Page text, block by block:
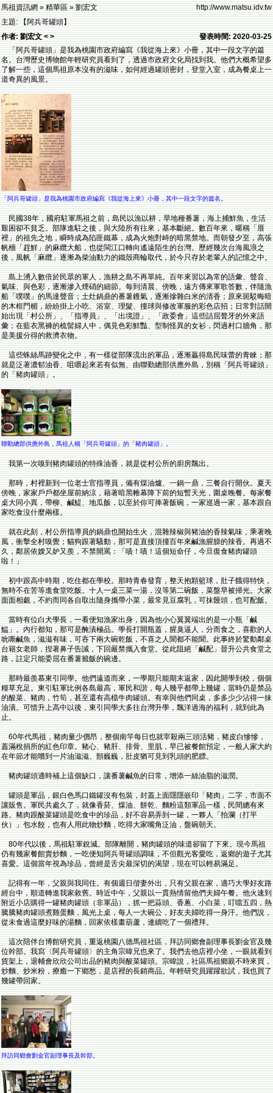
馬祖資訊網 » 精華區 » 劉宏文
http://www.matsu.idv.tw
主題: 【阿兵哥罐頭】
作者: 劉宏文 < >
發表時間: 2020-03-25
「阿兵哥罐頭」是我為桃園市政府編寫《我從海上來》小冊，其中一段文字的篇
名。台灣歷史博物館年輕研究員看到了，透過市政府文化局找到我。他們大概希望多
了解一些，這個馬祖原本沒有的滋味，如何經過罐頭密封，登堂入室，成為餐桌上一
道奇異的風景。
「阿兵哥罐頭」是我為桃園市政府編寫《我從海上來》小冊，其中一段文字的篇名。
民國38年，國府駐軍馬祖之前，島民以漁以耕，旱地種番薯，海上捕鮮魚，生活
艱困卻不貧乏。部隊進駐之後，與大陸所有往來，基本斷絕。數百年來，暱稱「厝
裡」的祖先之地，瞬時成為陷匪鐵幕，成為火炮對峙的暗黑禁地。而朝發夕至，高張
帆檣「趕鮮」的麻纜大船，也從閩江口轉向遙遠陌生的台灣。歷經幾次台海風浪之
後，風帆「麻纜」逐漸為柴油動力的鐵殼商輪取代，於今只存於老輩人的記憶之中。
島上湧入數倍於民眾的軍人，漁耕之島不再單純。百年來習以為常的語彙、聲音、
氣味、與色彩，逐漸滲入煙硝的細節。每到清晨、傍晚，遠方傳來軍歌答數，伴隨漁
船「噗噗」的馬達聲音；土灶鍋鼎的番薯鑊氣，逐漸摻雜白米的清香；原來斑駁晦暗
的木框門楣，紛紛掛上小吃、浴室、理髮、撞球與修改軍服的彩色店招；日常對話開
始出現「村公所」、「指導員」、「出境證」、「政委會」這些詰屈聱牙的外來語
彙；在藍衣黑褲的梳髻婦人中，偶見色彩鮮豔、型制怪異的女衫，閃過村口牆角，那
是美援分得的救濟衣物。
這些蛛絲馬跡變化之中，有一樣從部隊流出的軍品，逐漸贏得島民味蕾的青睞；那
就是泛著濃郁油香、咀嚼起來若有似無、由聯勤總部供應外島，別稱「阿兵哥罐頭」
的「豬肉罐頭」。
聯勤總部供應外島，馬祖人稱「阿兵哥罐頭」的「豬肉罐頭」。
我第一次嗅到豬肉罐頭的特殊油香，就是從村公所的廚房飄出。
那時，村裡新到一位老士官指導員，備有煤油爐、一鍋一鼎，三餐自行開伙。夏天
傍晚，家家戶戶都坐屋前納涼，藉著暗黑帷幕降下前的短暫天光，圍桌晚餐。每家餐
桌大同小異，帶柳、鹹鯷、地瓜飯，以至於你可捧著飯碗，一家巡過一家，基本跟自
家吃食沒什麼兩樣。
就在此刻，村公所指導員的鍋鼎也開始生火，混雜辣椒與豬油的香辣氣味，乘著晚
風，衝擊全村嗅覺；貓狗跟著騷動，那可是直接頂撞百年來鹹漁腥臊的辣香。再過不
久，鄰居依嫂又妒又羨，不禁開罵：「嘖！嘖！這個短命仔，今旦復食豬肉罐頭
啦！」
初中跟高中時期，吃住都在學校。那時青春發育，整天抱顆籃球，肚子餓得特快，
無時不在苦等進食堂吃飯。十人一桌三菜一湯，沒等第二碗飯，菜盤早被掃光。大家
面面相覷，不約而同各自取出隨身攜帶小菜，最常見豆腐乳，可抹饅頭，也可配飯。
當時有位白犬學長，一看便知漁家出身，因為他小心翼翼端出的是一小瓶「鹹
鰛」。內行都知，那可是醃漬極品。學長打開瓶蓋，腥臭逼人，分而食之，喜歡的人
吮嘶鹹魚，滋滋有味，可吞下兩大碗乾飯，不喜之人聞都不能聞。此事終於驚動鄰桌
台籍女老師，捏著鼻子告誡，下回嚴禁攜入食堂。從此阻絕「鹹配」晉升公共食堂之
路，註定只能委屈在番薯籤飯的碗邊。
那時最羨慕東引同學。他們遠道而來，一學期只能期末返家，因此開學到校，個個
糧草充足。東引駐軍比例各島最高，軍民和諧，每人幾乎都帶上幾罐，當時仍是禁品
的酸菜、豬肉，竹筍，甚至還有高檔牛肉罐頭。有幸與他們同桌，多多少少沾得一抹
油漬。可惜升上高中以後，東引同學大多往台灣升學，飄洋過海的福利，就到此為
止。
60年代馬祖，豬肉量少價昂，整個南竿每日也就宰殺兩三頭活豬，豬皮白慘慘，
蓋滿稅捐所的紅色印章。豬心、豬肝、排骨、里肌，早已被餐館預定，一般人家大約
在年節才能嚐到一片油滋滋、顫巍巍，肚皮猶可見到乳頭的肥膘。
豬肉罐頭適時補上這個缺口，讓番薯鹹魚的日常，增添一絲油脂的滋潤。
罐頭是軍品，銀白色馬口鐵罐沒有包裝，封蓋上面隱隱嵌印「豬肉」二字，市面不
讓販售。軍民共處久了，就像香菸、煤油、餅乾、麵粉這類軍品一樣，民間總有來
路。豬肉跟酸菜罐頭是吃食中的珍品，好不容易弄到一罐，一夥人「拍瀾（打平
伙）」包水餃，也有人用此物炒麵，吃得大家嘴角泛油，盤碗朝天。
80年代以後，馬祖駐軍銳減。部隊離開，豬肉罐頭的味道卻留了下來。現今馬祖
仍有幾家餐館賣炒麵，一吃便知阿兵哥罐頭調味，不但觀光客愛吃，返鄉的遊子尤其
喜愛。這個當年視為珍品，曾經是舌尖最深切的渴望，現在可以輕易滿足。
記得有一年，父親與我同住。有個週日偕妻外出，只有父親在家，適巧大學好友路
經台中，順道轉進我家敘舊。時近中午，父親以一貫熱情留他們夫婦午餐。他火速到
附近小店購得一罐豬肉罐頭（非軍品），抓一把蒜頭、香蔥、小白菜，叮噹五四，熱
騰騰豬肉罐頭煮雞蛋麵，風光上桌，每人一大碗公，好友夫婦吃得一身汗。他們說，
從未食過這麼好味的湯麵，回家依樣畫葫蘆，連續吃了一個禮拜。
這次陪伴台博館研究員，重返桃園八德馬祖社區，拜訪同鄉會副理事長劉金官及幾
位幹部。我寫〈阿兵哥罐頭〉的主角宗暐兄也來了。我們去他店裡小坐，一眼就看到
貨架上，退輔會欣欣公司出品的豬肉與酸菜罐頭。宗暐說，社區馬祖鄉親不時來買，
炒麵、炒米粉，療癒一下鄉愁，是店裡的長銷商品。年輕研究員躍躍欲試，我也買了
幾罐帶回家。
拜訪同鄉會劉金官副理事長及幹部。